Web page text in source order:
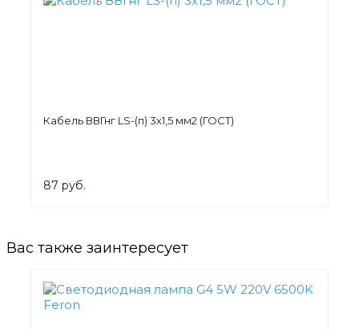
Кабель ВВГнг LS-(п) 3х1,5 мм2 (ГОСТ)
87 руб.
Вас также заинтересует